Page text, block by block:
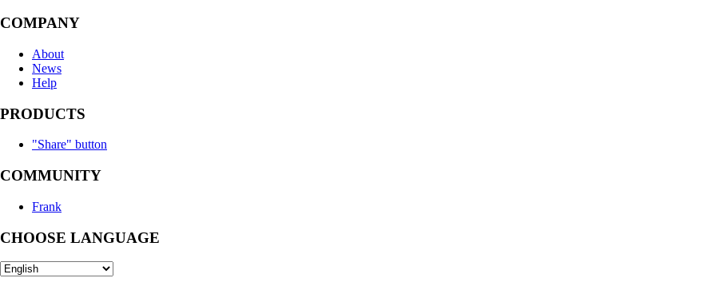
COMPANY
About
News
Help
PRODUCTS
"Share" button
COMMUNITY
Frank
CHOOSE LANGUAGE